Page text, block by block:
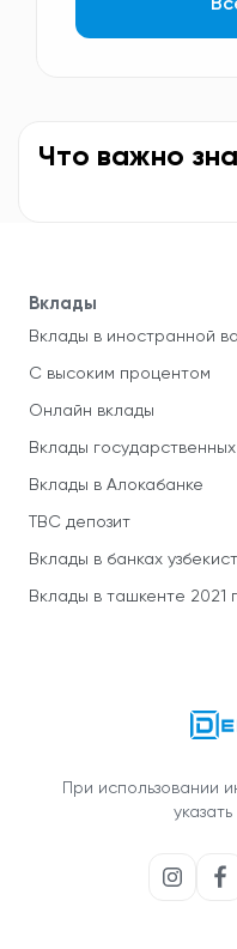
Что важно
Вклады
Вклады в иностранной
С высоким процентом
Онлайн вклады
Вклады
Вклады в Алокабанке
TBC депозит
Вклады в банках
Вклады в ташкенте 2021
При использовании